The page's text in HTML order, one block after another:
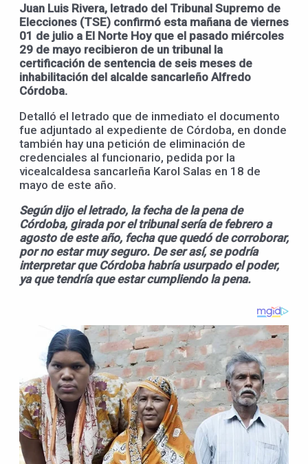
Juan Luis Rivera, letrado del Tribunal Supremo de
Elecciones (TSE) confirmó esta mañana de viernes
01 de julio a El Norte Hoy que el pasado miércoles
29 de mayo recibieron de un tribunal la
certificación de sentencia de seis meses de
inhabilitación del alcalde sancarleño Alfredo
Córdoba.
Detalló el letrado que de inmediato el documento
fue adjuntado al expediente de Córdoba, en donde
también hay una petición de eliminación de
credenciales al funcionario, pedida por la
vicealcaldesa sancarleña Karol Salas en 18 de
mayo de este año.
Según dijo el letrado, la fecha de la pena de
Córdoba, girada por el tribunal sería de febrero a
agosto de este año, fecha que quedó de corroborar,
por no estar muy seguro. De ser así, se podría
interpretar que Córdoba habría usurpado el poder,
ya que tendría que estar cumpliendo la pena.